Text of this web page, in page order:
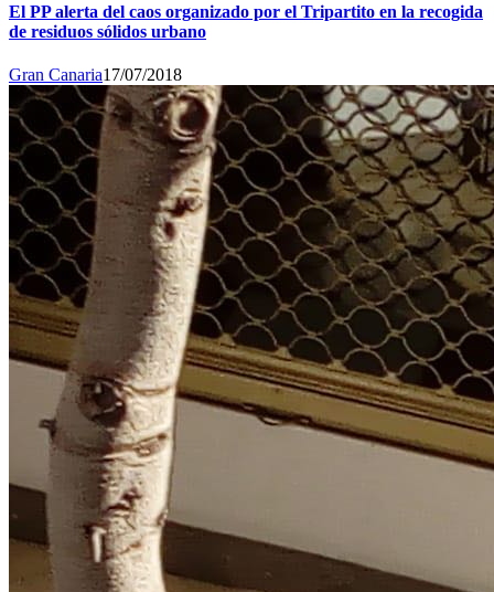
El PP alerta del caos organizado por el Tripartito en la recogida
de residuos sólidos urbano
Gran Canaria17/07/2018